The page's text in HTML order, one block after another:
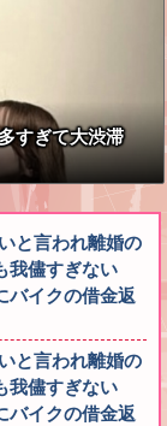
すぎて大渋滞
と言われ離婚の
我儘すぎない
バイクの借金返
と言われ離婚の
我儘すぎない
バイクの借金返